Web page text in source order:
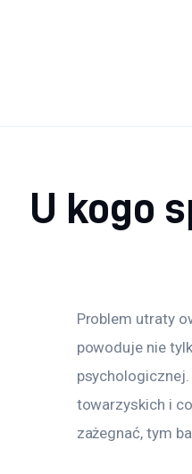
U kogo
Problem utraty
powoduje nie
towarzyskich i
zażegnać, tym